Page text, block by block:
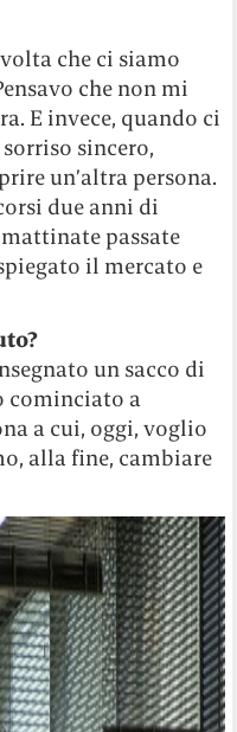
che ci siamo
che non mi
E invece, quando ci
sincero,
un’altra persona.
due anni di
passate
il mercato e
un sacco di
cominciato a
a cui, oggi, voglio
alla fine, cambiare